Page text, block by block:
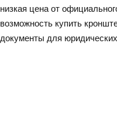
низкая цена от
возможность купить
документы для